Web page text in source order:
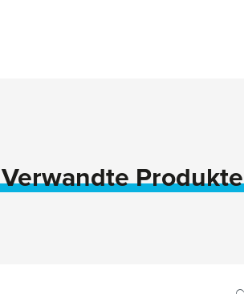
Verwandte Produkte